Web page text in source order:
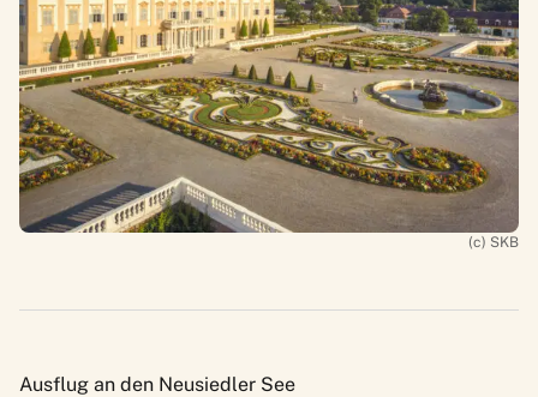
(c) SKB
Ausflug an den Neusiedler See